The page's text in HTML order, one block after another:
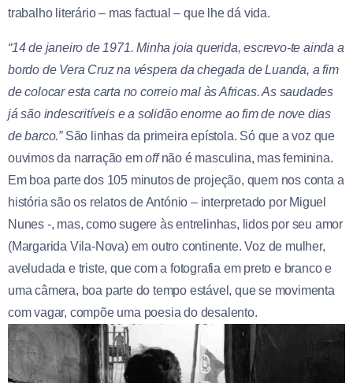
trabalho literário – mas factual – que lhe dá vida.
“14 de janeiro de 1971. Minha joia querida, escrevo-te ainda a
bordo de Vera Cruz na véspera da chegada de Luanda, a fim
de colocar esta carta no correio mal às Africas. As saudades
já são indescritíveis e a solidão enorme ao fim de nove dias
de barco.”São linhas da primeira epístola. Só que a voz que
ouvimos da narração emoffnão é masculina, mas feminina.
Em boa parte dos 105 minutos de projeção, quem nos conta a
história são os relatos de António – interpretado por Miguel
Nunes -, mas, como sugere às entrelinhas, lidos por seu amor
(Margarida Vila-Nova) em outro continente. Voz de mulher,
aveludada e triste, que com a fotografia em preto e branco e
uma câmera, boa parte do tempo estável, que se movimenta
com vagar, compõe uma poesia do desalento.